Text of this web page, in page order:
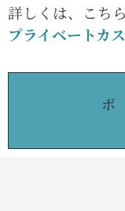
詳しくは、こち
プライベートカ
ボ